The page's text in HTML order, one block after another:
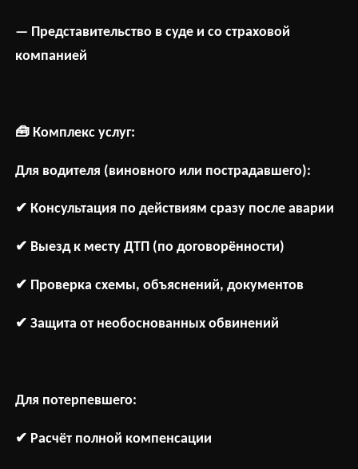
— Представительство в суде и со страховой
компанией
🧰Комплекс услуг:
Для водителя (виновного или пострадавшего):
✔ Консультация по действиям сразу после аварии
✔ Выезд к месту ДТП (по договорённости)
✔ Проверка схемы, объяснений, документов
✔ Защита отнеобоснованных обвинений
Для потерпевшего:
✔ Расчёт полной компенсации